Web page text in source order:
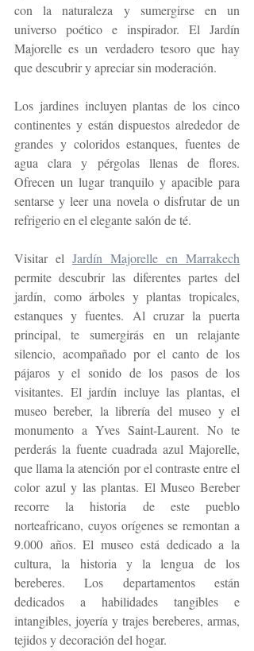
con la naturaleza y sumergirse en un
universo poético e inspirador. El Jardín
Majorelle es un verdadero tesoro que hay
que descubrir y apreciar sin moderación.
Los jardines incluyen plantas de los cinco
continentes y están dispuestos alrededor de
grandes y coloridos estanques, fuentes de
agua clara y pérgolas llenas de flores.
Ofrecen un lugar tranquilo y apacible para
sentarse y leer una novela o disfrutar de un
refrigerio en el elegante salón de té.
Visitar el Jardín Majorelle en Marrakech
permite descubrir las diferentes partes del
jardín, como árboles y plantas tropicales,
estanques y fuentes. Al cruzar la puerta
principal, te sumergirás en un relajante
silencio, acompañado por el canto de los
pájaros y el sonido de los pasos de los
visitantes. El jardín incluye las plantas, el
museo bereber, la librería del museo y el
monumento a Yves Saint-Laurent. No te
perderás la fuente cuadrada azul Majorelle,
que llama la atención por el contraste entre el
color azul y las plantas. El Museo Bereber
recorre la historia de este pueblo
norteafricano, cuyos orígenes se remontan a
9.000 años. El museo está dedicado a la
cultura, la historia y la lengua de los
bereberes. Los departamentos están
dedicados a habilidades tangibles e
intangibles, joyería y trajes bereberes, armas,
tejidos y decoración del hogar.